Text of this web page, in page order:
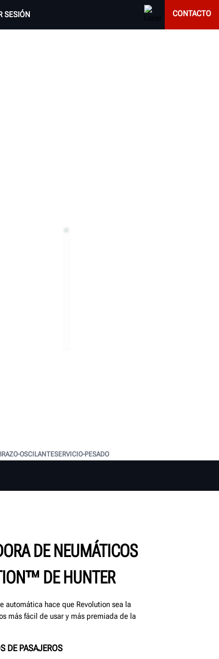
SESIÓN CONTACTO
OSCILANTESERVICIO-PESADO
DE NEUMÁTICOS
DE HUNTER
automática hace que Revolution sea la
más fácil de usar y más premiada de la
DE PASAJEROS